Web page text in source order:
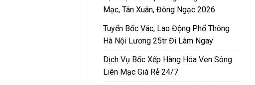
Mạc, Tân Xuân, Đông Ngạc 2026
Tuyển Bốc Vác, Lao Động Phổ Thông
Hà Nội Lương 25tr Đi Làm Ngay
Dịch Vụ Bốc Xếp Hàng Hóa Ven Sông
Liên Mạc Giá Rẻ 24/7